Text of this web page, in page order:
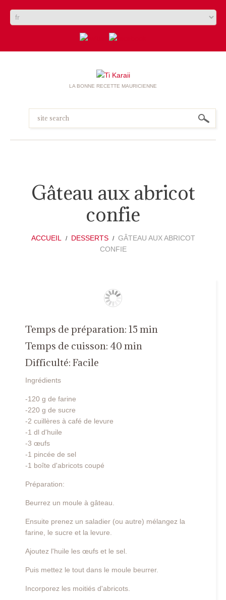
LA BONNE RECETTE MAURICIENNE
Gâteau aux abricot
confie
ACCUEIL DESSERTS
GÂTEAU AUX ABRICOT
CONFIE
Temps de préparation: 15 min
Temps de cuisson: 40 min
Difficulté: Facile
Ingrédients
-120 g de farine
-220 g de sucre
-2 cuillères à café de levure
-1 dl d'huile
-3 œufs
-1 pincée de sel
-1 boîte d'abricots coupé
Préparation:
Beurrez un moule à gâteau.
Ensuite prenez un saladier (ou autre) mélangez la
farine, le sucre et la levure.
Ajoutez l'huile les œufs et le sel.
Puis mettez le tout dans le moule beurrer.
Incorporez les moitiés d'abricots.